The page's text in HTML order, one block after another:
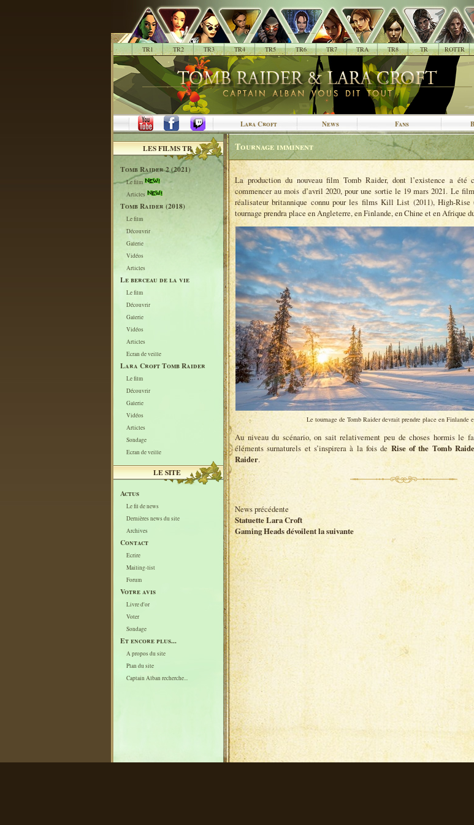
. TR1 TR2 TR3 TR4 TR5 TR6 TR7 TRA TR8 TR ROTTR
Lara Croft News Fans
LES FILMS TR
Tomb Raider 2 (2021)
Le film
Articles
Tomb Raider (2018)
Le film
Découvrir
Galerie
Vidéos
Articles
Le berceau de la vie
Le film
Découvrir
Galerie
Vidéos
Articles
Ecran de veille
Lara Croft Tomb Raider
Le film
Découvrir
Galerie
Vidéos
Articles
Sondage
Ecran de veille
LE SITE
Actus
Le fil de news
Dernières news du site
Archives
Contact
Ecrire
Mailing-list
Forum
Votre avis
Livre d'or
Voter
Sondage
Et encore plus...
A propos du site
Plan du site
Captain Alban recherche...
Tournage imminent
La production du nouveau film Tomb Raider, dont l’existence a été
commencer au mois d’avril 2020, pour une sortie le 19 mars 2021. Le
réalisateur britannique connu pour les films Kill List (2011), High-Rise
tournage prendra place en Angleterre, en Finlande, en Chine et en Afrique
Le tournage de Tomb Raider devrait prendre place en Finlande
Au niveau du scénario, on sait relativement peu de choses hormis le
éléments surnaturels et s’inspirera à la fois de Rise of the Tomb
Raider.
News précédente
Statuette Lara Croft
Gaming Heads dévoilent la suivante